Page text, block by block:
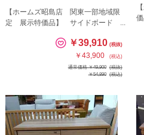
【ホームズ昭島店 関東一部地域限
定 展示特価品】 サイドボード ...
￥39,910 (税抜)
￥43,900
(税込)
通常価格 ￥49,900 (税抜)
￥54,890 (税込)